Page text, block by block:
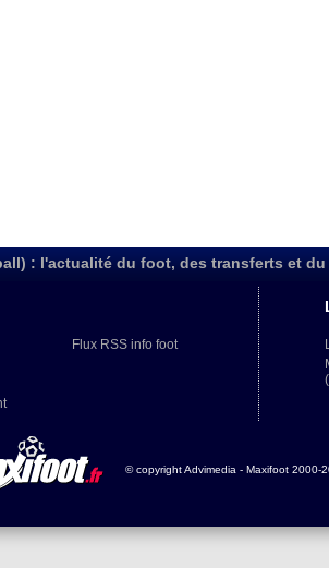
: l'actualité du foot, des transferts et du
Flux RSS info foot
© copyright Advimedia - Maxifoot 2000-